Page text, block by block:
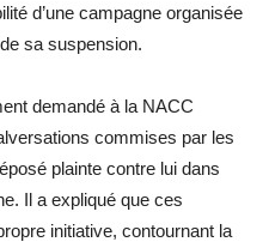
d’une campagne organisée
sa suspension.
demandé à la NACC
commises par les
plainte contre lui dans
Il a expliqué que ces
initiative, contournant la